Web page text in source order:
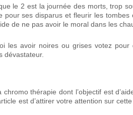
le 2 est la journée des morts, trop
pour ses disparus et fleurir les
de ne pas avoir le moral dans les
les avoir noires ou grises votez
dévastateur.
thérapie dont l’objectif est
est d’attirer votre attention sur